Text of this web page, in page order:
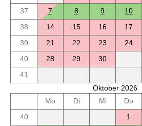
37
7 8 9 10
38
14 15 16 17
39
21 22 23 24
40
28 29
30
41
Oktober 2026
Mo
Di Mi Do
40
1